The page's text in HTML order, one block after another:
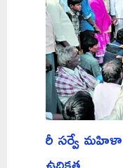
రీ సర్వే మహిళా